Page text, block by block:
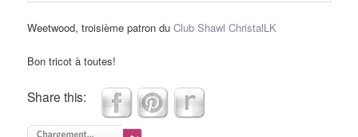
Weetwood, troisième patron duClub Shawl ChristalLK
Bon tricot à toutes!
Share this: